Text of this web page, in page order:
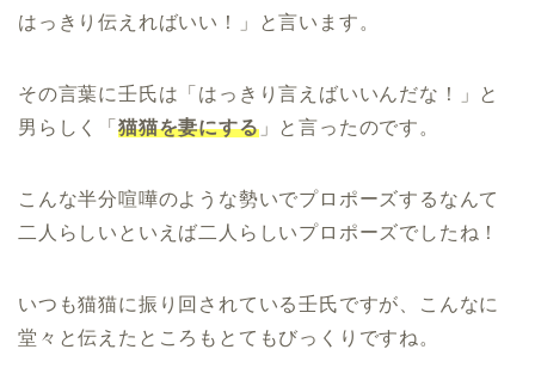
はっきり伝えればいい！」と言います。
その言葉に壬氏は「はっきり言えばいいんだな！」と
男らしく「 猫猫を妻にする」と言ったのです。
こんな半分喧嘩のような勢いでプロポーズするなんて
二人らしいといえば二人らしいプロポーズでしたね！
いつも猫猫に振り回されている壬氏ですが、こんなに
堂々と伝えたところもとてもびっくりですね。